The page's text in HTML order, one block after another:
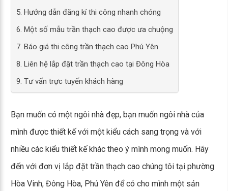
5. Hướng dẫn đăng kí thi công nhanh chóng
6. Một số mẫu trần thạch cao được ưa chuộng
7. Báo giá thi công trần thạch cao Phú Yên
8. Liên hệ lắp đặt trần thạch cao tại Đông Hòa
9. Tư vấn trực tuyến khách hàng
Bạn muốn có một ngôi nhà đẹp, bạn muốn ngôi nhà của
mình được thiết kế với một kiểu cách sang trọng và với
nhiều các kiểu thiết kế khác theo ý mình mong muốn. Hãy
đến với đơn vị lắp đặt trần thạch cao chúng tôi tại phường
Hòa Vinh, Đông Hòa, Phú Yên để có cho mình một sản